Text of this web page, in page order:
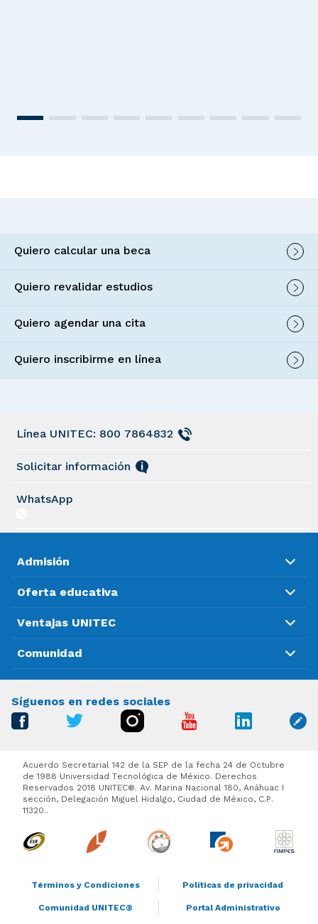
Quiero calcular una beca
Quiero revalidar estudios
Quiero agendar una cita
Quiero inscribirme en línea
Línea UNITEC: 800 7864832
Solicitar información
WhatsApp
Admisión
Oferta educativa
Ventajas UNITEC
Comunidad
Síguenos en redes sociales
Términos y Condiciones Políticas de privacidad
Comunidad UNITEC® Portal Administrativo
Acuerdo Secretarial 142 de la SEP de la fecha 24 de Octubre
de 1988 Universidad Tecnológica de México. Derechos
Reservados 2018 UNITEC®. Av. Marina Nacional 180, Anáhuac I
sección, Delegación Miguel Hidalgo, Ciudad de México, C.P.
11320..